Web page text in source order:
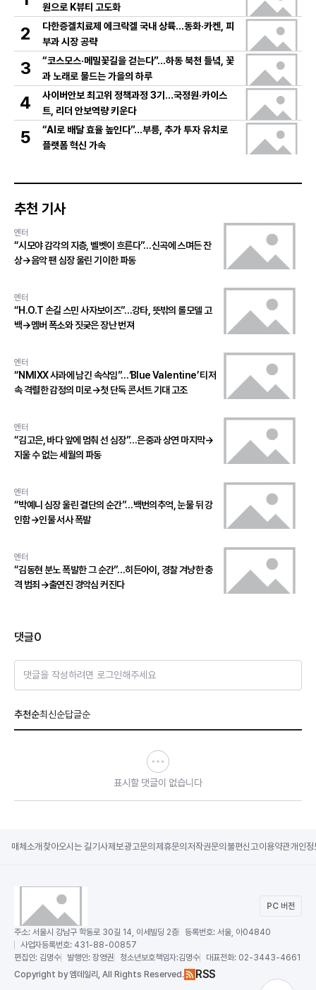
원으로 K뷰티 고도화
2
다한증겔치료제 에크락겔 국내 상륙…동화·카켄, 피
부과 시장 공략
3
“코스모스·메밀꽃길을 걷는다”…하동 북천 들녘, 꽃
과 노래로 물드는 가을의 하루
4
사이버안보 최고위 정책과정 3기…국정원·카이스
트, 리더 안보역량 키운다
5
“AI로 배달 효율 높인다”…부릉, 추가 투자 유치로
플랫폼 혁신 가속
추천 기사
엔터
“시모야 감각의 지층, 벨벳이 흐른다”…신곡에 스며든 잔
상→음악 팬 심장 울린 기이한 파동
엔터
“H.O.T 손길 스민 사자보이즈”…강타, 뜻밖의 롤모델 고
백→멤버 폭소와 짓궂은 장난 번져
엔터
“NMIXX 사과에 남긴 속삭임”…‘Blue Valentine’ 티저
속 격렬한 감정의 미로→첫 단독 콘서트 기대 고조
엔터
“김고은, 바다 앞에 멈춰 선 심장”…은중과 상연 마지막→
지울 수 없는 세월의 파동
엔터
“박예니 심장 울린 결단의 순간”…백번의추억, 눈물 뒤 강
인함→인물 서사 폭발
엔터
“김동현 분노 폭발한 그 순간”…히든아이, 경찰 겨냥한 충
격 범죄→출연진 경악심 커진다
댓글0
댓글을 작성하려면 로그인해주세요
추천순최신순답글순
표시할 댓글이 없습니다
매체소개 찾아오시는 길기사제보광고문의 제휴문의 저작권문의 불편신고이용약관개인정
PC 버전
주소: 서울시 강남구 학동로 30길 14, 이세빌딩 2층 등록번호: 서울, 아04840
사업자등록번호: 431-88-00857
편집인: 김명수 발행인: 장영권 청소년보호책임자:김명수 대표전화: 02-3443-4661
Copyright by 엠데일리, All Rights Reserved. RSS